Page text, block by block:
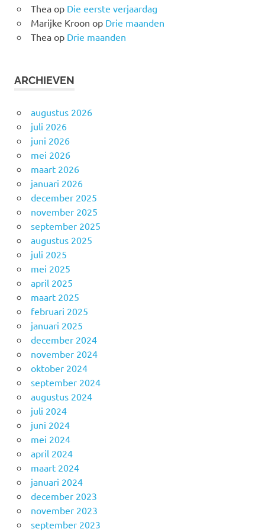
Theaop Die eerste verjaardag
Marijke Kroon op Drie maanden
Theaop Drie maanden
ARCHIEVEN
augustus 2026
juli 2026
juni 2026
mei 2026
maart 2026
januari 2026
december 2025
november 2025
september 2025
augustus 2025
juli 2025
mei 2025
april 2025
maart 2025
februari 2025
januari 2025
december 2024
november 2024
oktober 2024
september 2024
augustus 2024
juli 2024
juni 2024
mei 2024
april 2024
maart 2024
januari 2024
december 2023
november 2023
september 2023